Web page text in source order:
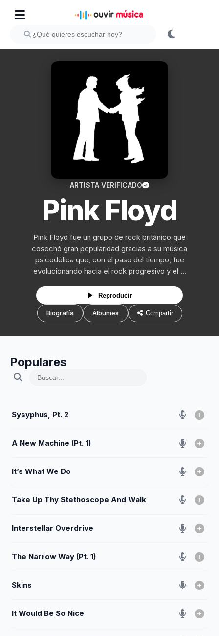
ARTISTA VERIFICADO
Pink Floyd
Pink Floyd fue un grupo de rock británico que
cosechó gran popularidad gracias a su música
psicodélica que, con el paso del tiempo, fue
evolucionando hacia el rock progresivo y el ...
Reproducir
Biografía Álbumes Compartir
Populares
Sysyphus, Pt. 2
A New Machine (Pt. 1)
It’s What We Do
Take Up Thy Stethoscope And Walk
Interstellar Overdrive
The Narrow Way (Pt. 1)
Skins
It Would Be So Nice